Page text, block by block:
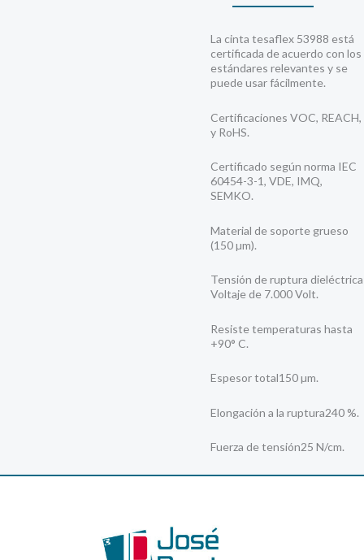
La cinta tesaflex 53988 está
certificada de acuerdo con los
estándares relevantes y se
puede usar fácilmente.
Certificaciones VOC, REACH,
y RoHS.
Certificado según norma IEC
60454-3-1, VDE, IMQ,
SEMKO.
Material de soporte grueso
(150 µm).
Tensión de ruptura dieléctrica
Voltaje de 7.000 Volt.
Resiste temperaturas hasta
+90° C.
Espesor total150 µm.
Elongación a la ruptura240 %.
Fuerza de tensión25 N/cm.